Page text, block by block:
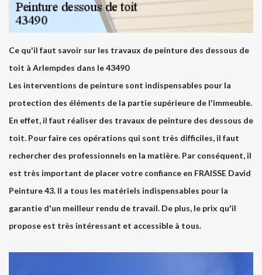
Ce qu'il faut savoir sur les travaux de peinture des dessous de
toit à Arlempdes dans le 43490
Les interventions de peinture sont indispensables pour la
protection des éléments de la partie supérieure de l'immeuble.
En effet, il faut réaliser des travaux de peinture des dessous de
toit. Pour faire ces opérations qui sont très difficiles, il faut
rechercher des professionnels en la matière. Par conséquent, il
est très important de placer votre confiance en FRAISSE David
Peinture 43. Il a tous les matériels indispensables pour la
garantie d'un meilleur rendu de travail. De plus, le prix qu'il
propose est très intéressant et accessible à tous.